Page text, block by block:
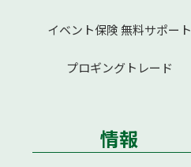
イベント保険 無料サポート
プロギングトレード
情報